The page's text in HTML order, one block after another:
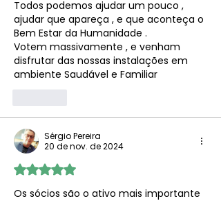
Todos podemos ajudar um pouco ,
ajudar que apareça , e que aconteça o
Bem Estar da Humanidade .
Votem massivamente , e venham
disfrutar das nossas instalações em
ambiente Saudável e Familiar
Sérgio Pereira
20 de nov. de 2024
Avaliado com 5 de 5 estrelas.
Os sócios são o ativo mais importante